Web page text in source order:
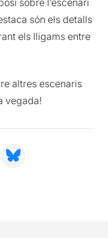
són els detalls
els lligams entre
altres escenaris
vegada!